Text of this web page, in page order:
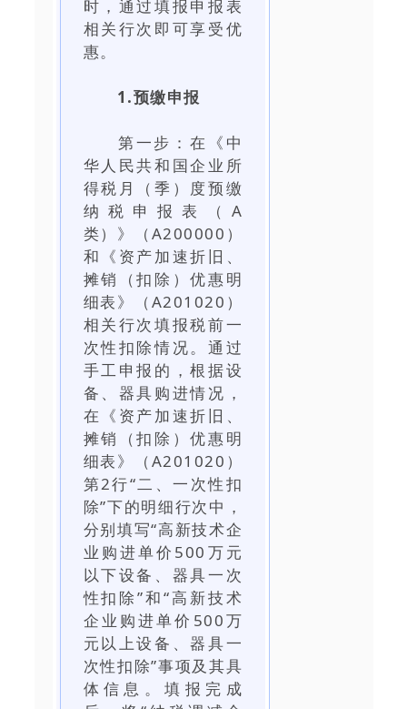
时，通过填报申报表
相关行次即可享受优
惠。
1.预缴申报
第一步：在《中
华人民共和国企业所
得税月（季）度预缴
纳税申报表（A
类）》（A200000）
和《资产加速折旧、
摊销（扣除）优惠明
细表》（A201020）
相关行次填报税前一
次性扣除情况。通过
手工申报的，根据设
备、器具购进情况，
在《资产加速折旧、
摊销（扣除）优惠明
细表》（A201020）
第2行“二、一次性扣
除”下的明细行次中，
分别填写“高新技术企
业购进单价500万元
以下设备、器具一次
性扣除”和“高新技术
企业购进单价500万
元以上设备、器具一
次性扣除”事项及其具
体信息。填报完成